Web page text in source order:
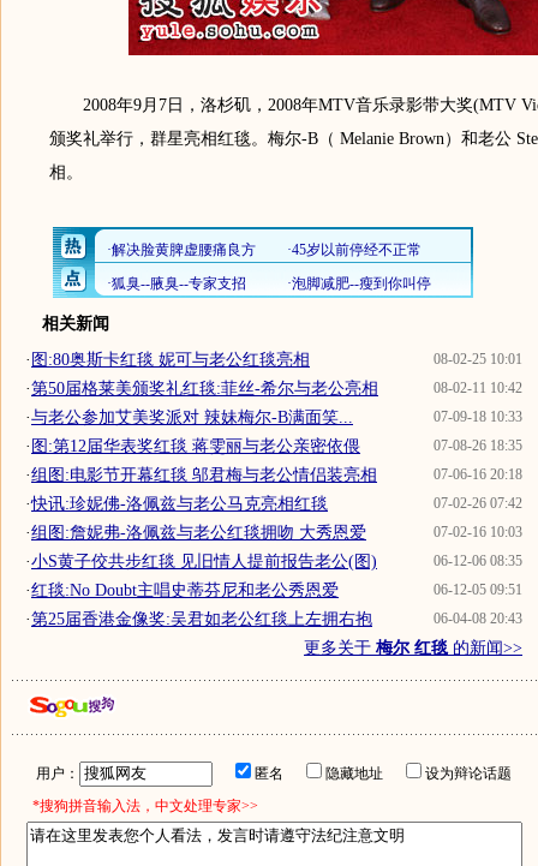
2008年9月7日，洛杉矶，2008年MTV音乐录影带大奖(MTV
颁奖礼举行，群星亮相红毯。梅尔-B（ Melanie Brown）和老公
相。
相关新闻
08-02-25 10:01
·图:80奥斯卡红毯 妮可与老公红毯亮相
08-02-11 10:42
·第50届格莱美颁奖礼红毯:菲丝-希尔与老公亮相
07-09-18 10:33
·与老公参加艾美奖派对 辣妹梅尔-B满面笑...
07-08-26 18:35
·图:第12届华表奖红毯 蒋雯丽与老公亲密依偎
07-06-16 20:18
·组图:电影节开幕红毯 邬君梅与老公情侣装亮相
07-02-26 07:42
·快讯:珍妮佛-洛佩兹与老公马克亮相红毯
07-02-16 10:03
·组图:詹妮弗-洛佩兹与老公红毯拥吻 大秀恩爱
06-12-06 08:35
·小S黄子佼共步红毯 见旧情人提前报告老公(图)
06-12-05 09:51
·红毯:No Doubt主唱史蒂芬尼和老公秀恩爱
06-04-08 20:43
·第25届香港金像奖:吴君如老公红毯上左拥右抱
更多关于 梅尔 红毯 的新闻>>
用户： 匿名 隐藏地址
设为辩论话题
*搜狗拼音输入法，中文处理专家>>